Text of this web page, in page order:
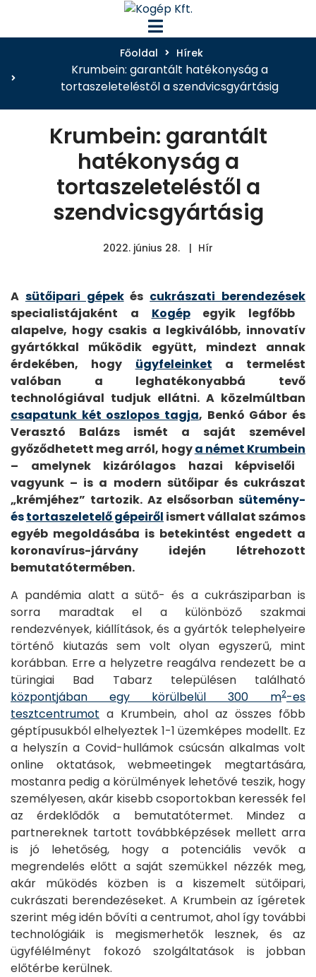
Főoldal
Termékek
A
Kogépről
Szerviz
Kapcsolat
Főoldal Hírek
Krumbein: garantált hatékonyság a
tortaszeleteléstől a szendvicsgyártásig
Krumbein: garantált
hatékonyság a
tortaszeleteléstől a
szendvicsgyártásig
2022. június 28. Hír
A sütőipari gépekés cukrászati berendezések
specialistájaként a Kogépegyik legfőbb
alapelve, hogy csakis a legkiválóbb, innovatív
gyártókkal működik együtt, mindezt annak
érdekében, hogy ügyfeleinket a termelést
valóban a leghatékonyabbá tevő
technológiával tudjuk ellátni. A közelmúltban
csapatunk két oszlopos tagja, Benkó Gábor és
Verasztó Balázs ismét a saját szemével
győződhetett meg arról, hogya német Krumbein
– amelynek kizárólagos hazai képviselői
vagyunk – is a modern sütőipar és cukrászat
„krémjéhez” tartozik. Az elsősorban sütemény-
éstortaszeletelő gépeiről ismert vállalat számos
egyéb megoldásába is betekintést engedett a
koronavírus-járvány idején létrehozott
bemutatótermében.
A pandémia alatt a sütő- és a cukrásziparban is
sorra maradtak el a különböző szakmai
rendezvények, kiállítások, és a gyártók telephelyeire
történő kiutazás sem volt olyan egyszerű, mint
korábban. Erre a helyzetre reagálva rendezett be a
türingiai Bad Tabarz településen található
központjában egy körülbelül 300 m2-es
tesztcentrumot a Krumbein, ahol az összes főbb
géptípusukból elhelyeztek 1-1 üzemképes modellt. Ez
a helyszín a Covid-hullámok csúcsán alkalmas volt
online oktatások, webmeetingek megtartására,
mostanra pedig a körülmények lehetővé teszik, hogy
személyesen, akár kisebb csoportokban keressék fel
az érdeklődők a bemutatótermet. Mindez a
partnereknek tartott továbbképzések mellett arra
is jó lehetőség, hogy a potenciális vevők a
megrendelés előtt a saját szemükkel nézzék meg,
akár működés közben is a kiszemelt sütőipari,
cukrászati berendezéseket. A Krumbein az ígéretek
szerint még idén bővíti a centrumot, ahol így további
technológiáik is megismerhetők lesznek, és az
ügyfélélményt fokozó szolgáltatások is jobban
előtérbe kerülnek.